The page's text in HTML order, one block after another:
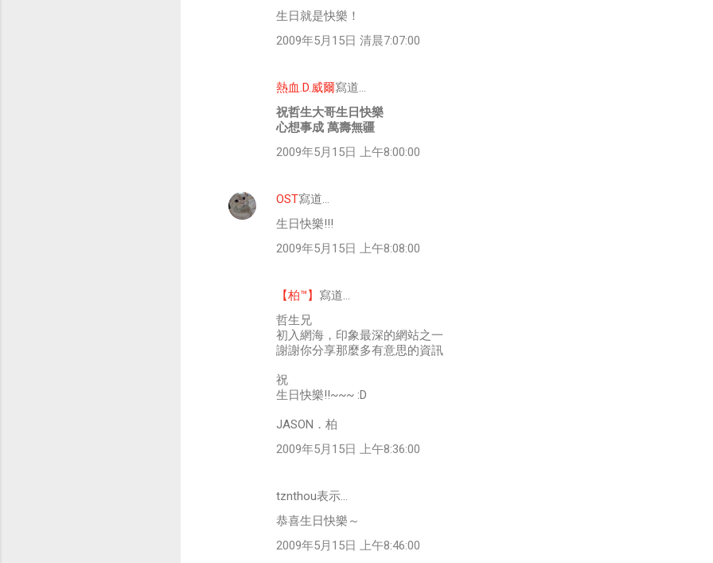
生日就是快樂！
2009年5月15日 清晨7:07:00
熱血.D.威爾寫道…
祝哲生大哥生日快樂
心想事成 萬壽無疆
2009年5月15日 上午8:00:00
OST寫道…
生日快樂!!!
2009年5月15日 上午8:08:00
【柏™】 寫道…
哲生兄
初入網海，印象最深的網站之一
謝謝你分享那麼多有意思的資訊
祝
生日快樂!!~~~ :D
JASON．柏
2009年5月15日 上午8:36:00
tznthou表示…
恭喜生日快樂～
2009年5月15日 上午8:46:00